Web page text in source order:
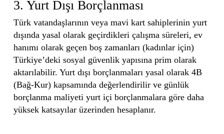
3. Yurt Dışı Borçlanması
Türk vatandaşlarının veya mavi kart sahiplerinin yurt
dışında yasal olarak geçirdikleri çalışma süreleri, ev
hanımı olarak geçen boş zamanları (kadınlar için)
Türkiye’deki sosyal güvenlik yapısına prim olarak
aktarılabilir. Yurt dışı borçlanmaları yasal olarak 4B
(Bağ-Kur) kapsamında değerlendirilir ve günlük
borçlanma maliyeti yurt içi borçlanmalara göre daha
yüksek katsayılar üzerinden hesaplanır.